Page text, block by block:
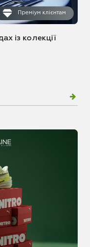
Преміум клієнтам
із колекції